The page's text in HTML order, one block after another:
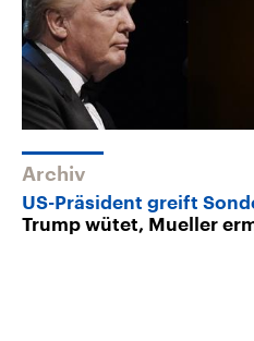
Archiv
US-Präsident greift
Trump wütet, Mueller